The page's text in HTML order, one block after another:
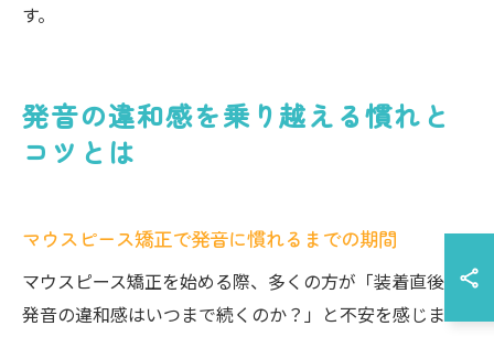
す。
発音の違和感を乗り越える慣れと
コツとは
マウスピース矯正で発音に慣れるまでの期間
マウスピース矯正を始める際、多くの方が「装着直後の
発音の違和感はいつまで続くのか？」と不安を感じま